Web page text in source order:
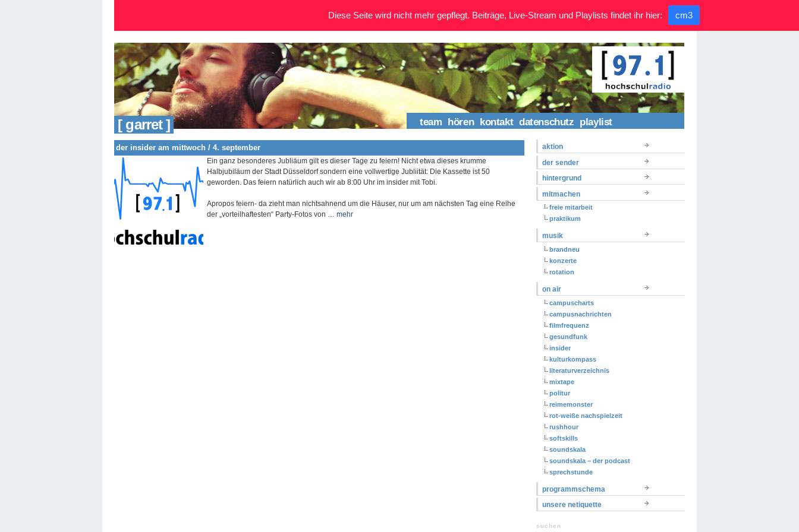
[ garret ] team hören kontakt datenschutz playlist
der insider am mittwoch / 4. september
Ein ganz besonderes Jubliäum gilt es dieser Tage zu feiern! Nicht etwa dieses krumme
Halbjubiläum der Stadt Düsseldorf sondern eine vollwertige Jubliität: Die Kassette ist 50
geworden. Das feiern natürlich auch wir ab 8:00 Uhr im insider mit Tobi.
Apropos feiern- da zieht man nichtsahnend um die Häuser, nur um am nächsten Tag eine Reihe
der „vorteilhaftesten“ Party-Fotos von … mehr
aktion
der sender
hintergrund
mitmachen
freie mitarbeit
praktikum
musik
brandneu
konzerte
rotation
on air
campuscharts
campusnachrichten
filmfrequenz
gesundfunk
insider
kulturkompass
literaturverzeichnis
mixtape
politur
reimemonster
rot-weiße nachspielzeit
rushhour
softskills
soundskala
soundskala – der podcast
sprechstunde
programmschema
unsere netiquette
suchen
Diese Seite wird nicht mehr gepflegt. Beiträge, Live-Stream und Playlists findet ihr hier: cm3